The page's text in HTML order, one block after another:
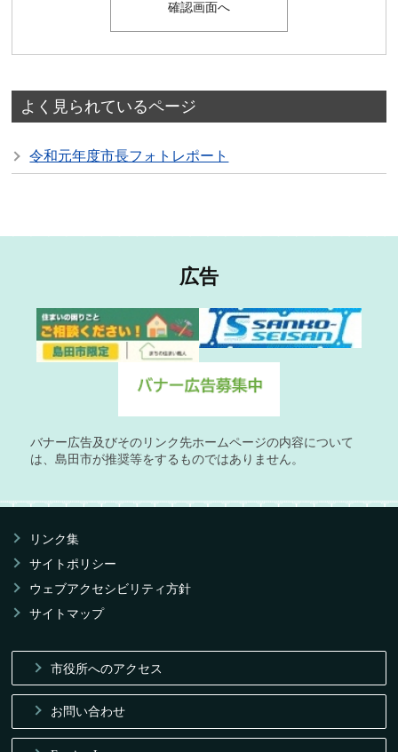
よく見られているページ
令和元年度市長フォトレポート
広告
バナー広告及びそのリンク先ホームページの内容について
は、島田市が推奨等をするものではありません。
リンク集
サイトポリシー
ウェブアクセシビリティ方針
サイトマップ
市役所へのアクセス
お問い合わせ